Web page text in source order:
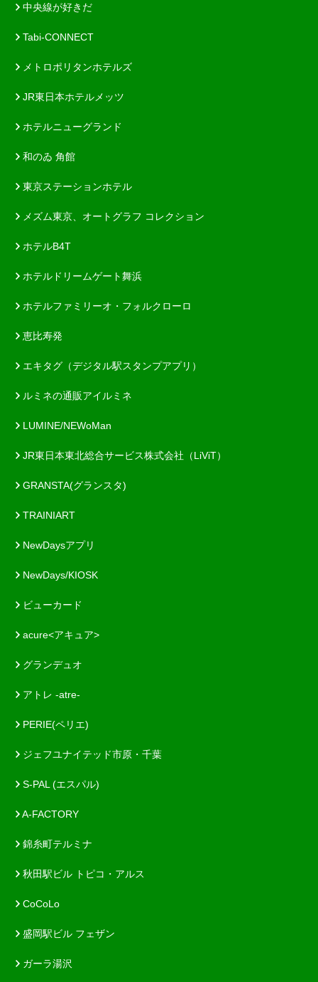
中央線が好きだ
Tabi-CONNECT
メトロポリタンホテルズ
JR東日本ホテルメッツ
ホテルニューグランド
和のゐ 角館
東京ステーションホテル
メズム東京、オートグラフ コレクション
ホテルB4T
ホテルドリームゲート舞浜
ホテルファミリーオ・フォルクローロ
恵比寿発
エキタグ（デジタル駅スタンプアプリ）
ルミネの通販アイルミネ
LUMINE/NEWoMan
JR東日本東北総合サービス株式会社（LiViT）
GRANSTA(グランスタ)
TRAINIART
NewDaysアプリ
NewDays/KIOSK
ビューカード
acure<アキュア>
グランデュオ
アトレ -atre-
PERIE(ペリエ)
ジェフユナイテッド市原・千葉
S-PAL (エスパル)
A-FACTORY
錦糸町テルミナ
秋田駅ビル トピコ・アルス
CoCoLo
盛岡駅ビル フェザン
ガーラ湯沢